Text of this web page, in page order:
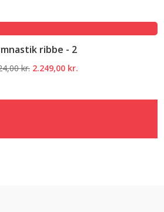
ribbe - 2
kr. Den
2.249,00 kr.